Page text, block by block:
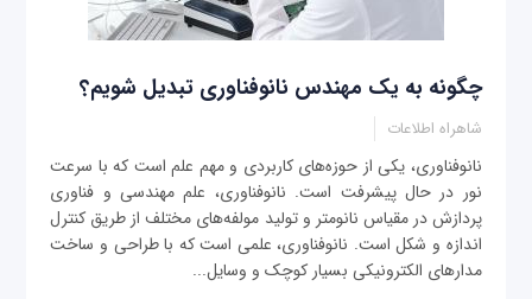
چگونه به یک مهندس نانوفناوری تبدیل شویم؟
شاهراه اطلاعات
نانوفناوری، یکی از حوزه‌های کاربردی و مهم علم است که با سرعت
نور در حال پیشرفت است. نانوفناوری، علم مهندسی و فناوری
پردازش در مقیاس نانومتر و تولید مولفه‌های مختلف از طریق کنترل
اندازه و شکل است. نانوفناوری، علمی است که با طراحی و ساخت
مدارهای الکترونیکی بسیار کوچک و وسایل...